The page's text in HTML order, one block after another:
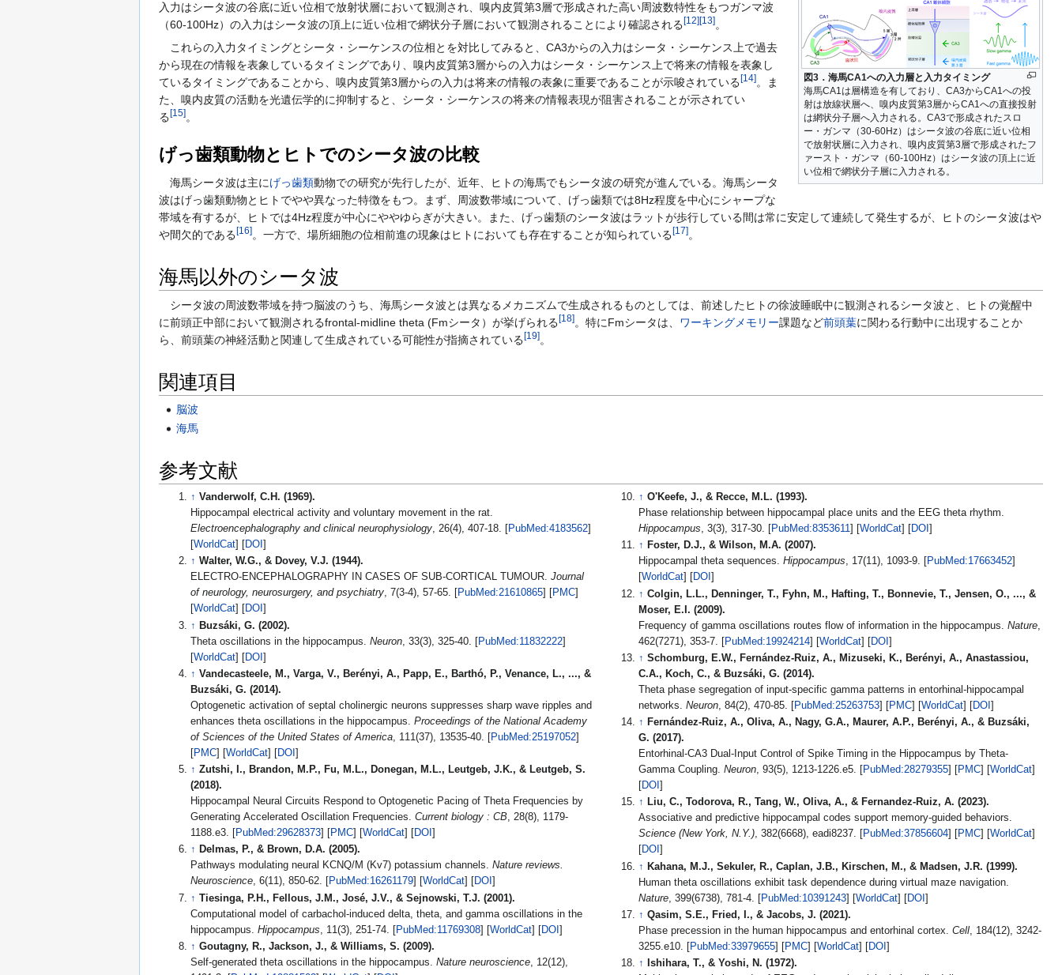
図3．海馬CA1への入力層と入力タイミング
海馬CA1は層構造を有しており、CA3からCA1への投
射は放線状層へ、嗅内皮質第3層からCA1への直接投射
は網状分子層へ入力される。CA3で形成されたスロ
ー・ガンマ（30-60Hz）はシータ波の谷底に近い位相
で放射状層に入力され、嗅内皮質第3層で形成されたフ
ァースト・ガンマ（60-100Hz）はシータ波の頂上に近
い位相で網状分子層に入力される。
入力はシータ波の谷底に近い位相で放射状層において観測され、嗅内皮質第3層で形成された高い周波数特性をもつガンマ波
（60-100Hz）の入力はシータ波の頂上に近い位相で網状分子層において観測されることにより確認される [12][13]。
これらの入力タイミングとシータ・シーケンスの位相とを対比してみると、CA3からの入力はシータ・シーケンス上で過去
から現在の情報を表象しているタイミングであり、嗅内皮質第3層からの入力はシータ・シーケンス上で将来の情報を表象し
ているタイミングであることから、嗅内皮質第3層からの入力は将来の情報の表象に重要であることが示唆されている [14]。ま
た、嗅内皮質の活動を光遺伝学的に抑制すると、シータ・シーケンスの将来の情報表現が阻害されることが示されてい
る [15]。
げっ歯類動物とヒトでのシータ波の比較
海馬シータ波は主にげっ歯類動物での研究が先行したが、近年、ヒトの海馬でもシータ波の研究が進んでいる。海馬シータ
波はげっ歯類動物とヒトでやや異なった特徴をもつ。まず、周波数帯域について、げっ歯類では8Hz程度を中心にシャープな
帯域を有するが、ヒトでは4Hz程度が中心にややゆらぎが大きい。また、げっ歯類のシータ波はラットが歩行している間は常に安定して連続して発生するが、ヒトのシータ波はや
や間欠的である[16]。一方で、場所細胞の位相前進の現象はヒトにおいても存在することが知られている[17]。
海馬以外のシータ波
シータ波の周波数帯域を持つ脳波のうち、海馬シータ波とは異なるメカニズムで生成されるものとしては、前述したヒトの徐波睡眠中に観測されるシータ波と、ヒトの覚醒中
に前頭正中部において観測されるfrontal-midline theta (Fmシータ）が挙げられる [18] 。特にFmシータは、 ワーキングメモリー課題など前頭葉に関わる行動中に出現することか
ら、前頭葉の神経活動と関連して生成されている可能性が指摘されている [19] 。
関連項目
脳波
海馬
参考文献
↑ Vanderwolf, C.H. (1969).
Hippocampal electrical activity and voluntary movement in the rat.
Electroencephalography and clinical neurophysiology
PubMed:4183562
[WorldCat DOI
↑ Walter, W.G., & Dovey, V.J. (1944).
ELECTRO-ENCEPHALOGRAPHY IN CASES OF SUB-CORTICAL TUMOUR.Journal
of neurology, neurosurgery, and psychiatry
PubMed:21610865 PMC
[WorldCat DOI
↑ Buzsáki, G. (2002).
Theta oscillations in the hippocampus.Neuron , 33(3), 325-40. [PubMed:11832222]
[WorldCat ] [DOI]
↑ Vandecasteele, M., Varga, V., Berényi, A., Papp, E., Barthó, P., Venance, L., ..., &
Buzsáki, G. (2014).
Optogenetic activation of septal cholinergic neurons suppresses sharp wave ripples and
enhances theta oscillations in the hippocampus.Proceedings of the National Academy
of Sciences of the United States of America
, 111(37), 13535-40. [PubMed:25197052]
[PMC ] [WorldCat ] [DOI]
↑ Zutshi, I., Brandon, M.P., Fu, M.L., Donegan, M.L., Leutgeb, J.K., & Leutgeb, S.
(2018).
Hippocampal Neural Circuits Respond to Optogenetic Pacing of Theta Frequencies by
Generating Accelerated Oscillation Frequencies.Current biology : CB, 28(8), 1179-
PubMed:29628373 PMC ] [WorldCat DOI
↑ Delmas, P., & Brown, D.A. (2005).
Pathways modulating neural KCNQ/M (Kv7) potassium channels.Nature reviews.
Neuroscience
PubMed:16261179 ] [WorldCat DOI
↑ Tiesinga, P.H., Fellous, J.M., José, J.V., & Sejnowski, T.J. (2001).
Computational model of carbachol-induced delta, theta, and gamma oscillations in the
hippocampus.Hippocampus , 11(3), 251-74. [PubMed:11769308 ] [WorldCat ] [DOI]
↑ Goutagny, R., Jackson, J., & Williams, S. (2009).
Self-generated theta oscillations in the hippocampus.Nature neuroscience, 12(12),
↑ O'Keefe, J., & Recce, M.L. (1993).
Phase relationship between hippocampal place units and the EEG theta rhythm.
Hippocampus
PubMed:8353611 WorldCat DOI
↑ Foster, D.J., & Wilson, M.A. (2007).
Hippocampal theta sequences. Hippocampus PubMed:17663452]
WorldCat DOI
↑ Colgin, L.L., Denninger, T., Fyhn, M., Hafting, T., Bonnevie, T., Jensen, O., ..., &
Moser, E.I. (2009).
Frequency of gamma oscillations routes flow of information in the hippocampus. Nature,
462(7271), 353-7. [PubMed:19924214 ] [WorldCat ] [DOI ]
↑ Schomburg, E.W., Fernández-Ruiz, A., Mizuseki, K., Berényi, A., Anastassiou,
C.A., Koch, C., & Buzsáki, G. (2014).
Theta phase segregation of input-specific gamma patterns in entorhinal-hippocampal
networks. Neuron , 84(2), 470-85. [PubMed:25263753 ] [PMC ] [WorldCat ] [DOI ]
↑ Fernández-Ruiz, A., Oliva, A., Nagy, G.A., Maurer, A.P., Berényi, A., & Buzsáki,
G. (2017).
Entorhinal-CA3 Dual-Input Control of Spike Timing in the Hippocampus by Theta-
Gamma Coupling. Neuron PubMed:28279355 PMC WorldCat]
DOI
↑ Liu, C., Todorova, R., Tang, W., Oliva, A., & Fernandez-Ruiz, A. (2023).
Associative and predictive hippocampal codes support memory-guided behaviors.
Science (New York, N.Y.)
PubMed:37856604 PMC WorldCat]
DOI
↑ Kahana, M.J., Sekuler, R., Caplan, J.B., Kirschen, M., & Madsen, J.R. (1999).
Human theta oscillations exhibit task dependence during virtual maze navigation.
Nature
, 399(6738), 781-4. [PubMed:10391243 ] [WorldCat ] [DOI ]
↑ Qasim, S.E., Fried, I., & Jacobs, J. (2021).
Phase precession in the human hippocampus and entorhinal cortex. Cell, 184(12), 3242-
3255.e10. [PubMed:33979655 ] [PMC ] [WorldCat ] [DOI ]
↑
Ishihara, T., & Yoshi, N. (1972).